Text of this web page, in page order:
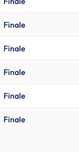
Finale
Finale
Finale
Finale
Finale